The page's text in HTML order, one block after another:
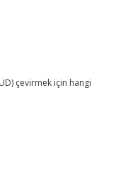
çevirmek için hangi